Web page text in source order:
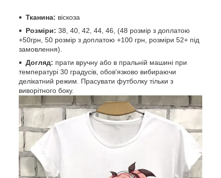
Тканина: віскоза
Розміри: 38, 40, 42, 44, 46, (48 розмір з доплатою
+50грн, 50 розмір з доплатою +100 грн, розміри 52+ під
замовлення).
Догляд: прати вручну або в пральній машині при
температурі 30 градусів, обов'язково вибираючи
делікатний режим. Прасувати футболку тільки з
виворітного боку.